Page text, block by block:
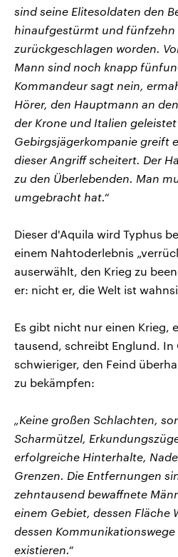
sind seine Elitesoldaten den
hinaufgestürmt und fünfzehn
zurückgeschlagen worden.
Mann sind noch knapp
Kommandeur sagt nein,
Hörer, den Hauptmann an
der Krone und Italien
Gebirgsjägerkompanie greift
dieser Angriff scheitert. Der
zu den Überlebenden. Man
umgebracht hat.“
Dieser d'Aquila wird Typhus
einem Nahtoderlebnis
auserwählt, den Krieg zu
er: nicht er, die Welt ist
Es gibt nicht nur einen Krieg,
tausend, schreibt Englund. In
schwieriger, den Feind
zu bekämpfen:
„Keine großen Schlachten,
Scharmützel,
erfolgreiche Hinterhalte,
Grenzen. Die Entfernungen
zehntausend bewaffnete
einem Gebiet, dessen Fläche
dessen
existieren.“